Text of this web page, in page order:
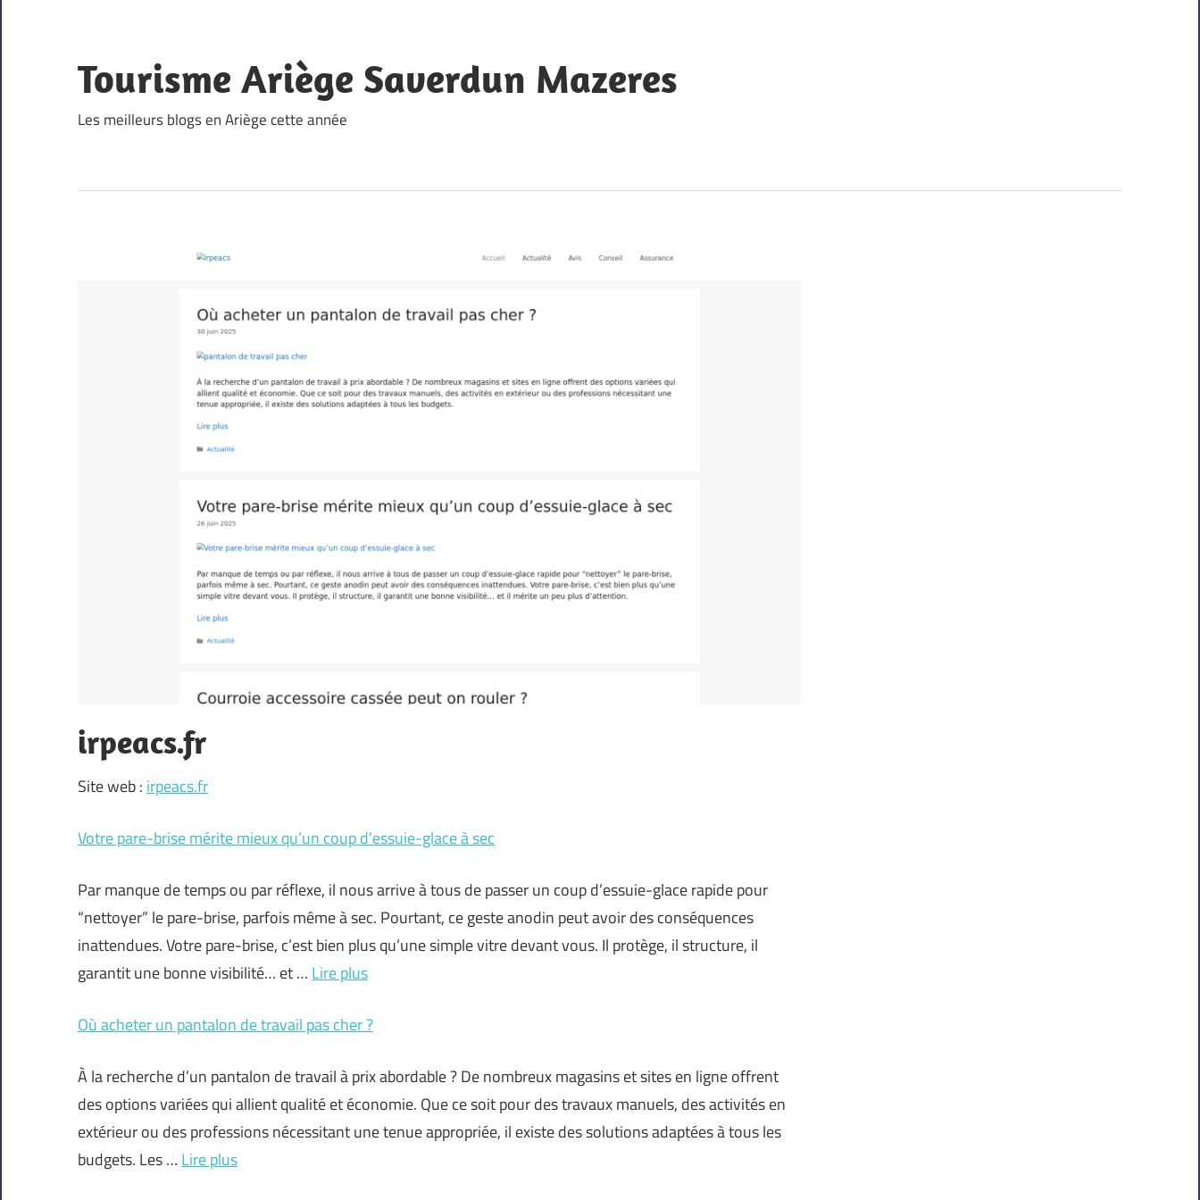
content
Tourisme Ariège Saverdun Mazeres
Les meilleurs blogs en Ariège cette année
irpeacs.fr
Site web : irpeacs.fr
Votre pare-brise mérite mieux qu’un coup d’essuie-glace à sec
Par manque de temps ou par réflexe, il nous arrive à tous de passer un coup d’essuie-glace rapide pour
“nettoyer” le pare-brise, parfois même à sec. Pourtant, ce geste anodin peut avoir des conséquences
inattendues. Votre pare-brise, c’est bien plus qu’une simple vitre devant vous. Il protège, il structure, il
garantit une bonne visibilité… et … Lire plus
Où acheter un pantalon de travail pas cher ?
À la recherche d’un pantalon de travail à prix abordable ? De nombreux magasins et sites en ligne offrent
des options variées qui allient qualité et économie. Que ce soit pour des travaux manuels, des activités en
extérieur ou des professions nécessitant une tenue appropriée, il existe des solutions adaptées à tous les
budgets. Les … Lire plus